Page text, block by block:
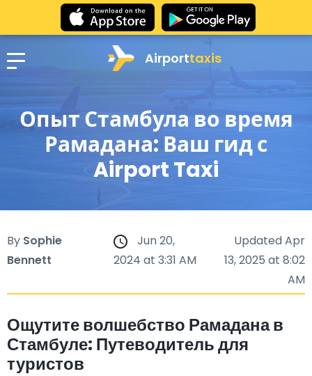
Airporttaxis
Опыт Стамбула во время
Рамадана: Ваш гид с
Airport Taxi
By Sophie
Bennett
Jun 20,
2024 at 3:31 AM
Updated Apr
13, 2025 at 8:02
AM
Ощутите волшебство Рамадана в
Стамбуле: Путеводитель для
туристов